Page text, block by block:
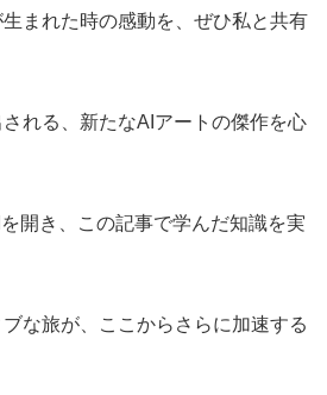
まれた時の感動を、ぜひ私と共有
れる、新たなAIアートの傑作を心
開き、この記事で学んだ知識を実
な旅が、ここからさらに加速する